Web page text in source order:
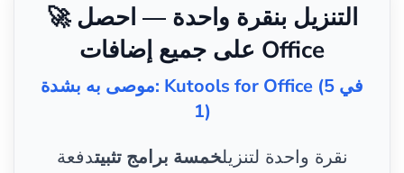
🚀 التنزيل بنقرة واحدة — احصل
على جميع إضافات Office
موصى به بشدة: Kutools for Office (5 في
1)
نقرة واحدة لتنزيلخمسة برامج تثبيتدفعة